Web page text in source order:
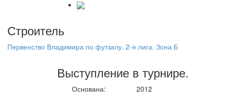
Строитель
Первенство Владимира по футзалу. 2-я лига. Зона Б
Выступление в турнире.
Основана: 2012